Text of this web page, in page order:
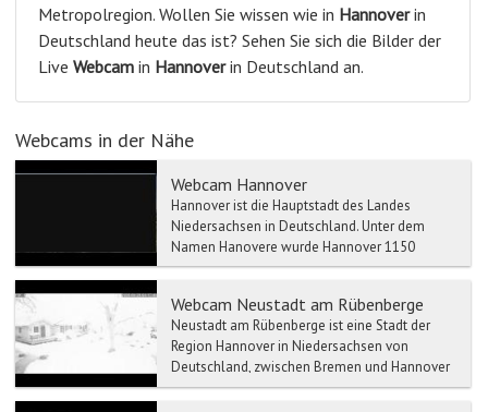
Metropolregion. Wollen Sie wissen wie in Hannoverin
Deutschland heute das ist? Sehen Sie sich die Bilder der
Live Webcam in Hannoverin Deutschland an.
Webcams in der Nähe
Webcam Hannover
Hannover ist die Hauptstadt des Landes
Niedersachsen in Deutschland. Unter dem
Namen Hanovere wurde Hannover 1150
erstmals urkundlich erwähnt. Heut...
Webcam Neustadt am Rübenberge
Neustadt am Rübenberge ist eine Stadt der
Region Hannover in Niedersachsen von
Deutschland, zwischen Bremen und Hannover
gelegen. Neustadt am Rüben...